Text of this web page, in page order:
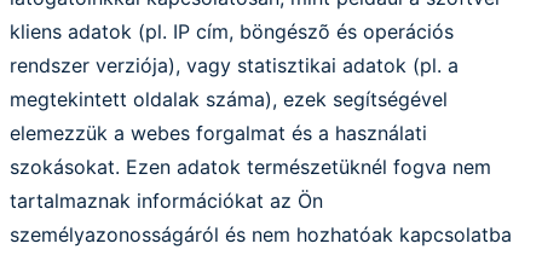
kliens adatok (pl. IP cím, böngészõ és operációs
rendszer verziója), vagy statisztikai adatok (pl. a
megtekintett oldalak száma), ezek segítségével
elemezzük a webes forgalmat és a használati
szokásokat. Ezen adatok természetüknél fogva nem
tartalmaznak információkat az Ön
személyazonosságáról és nem hozhatóak kapcsolatba